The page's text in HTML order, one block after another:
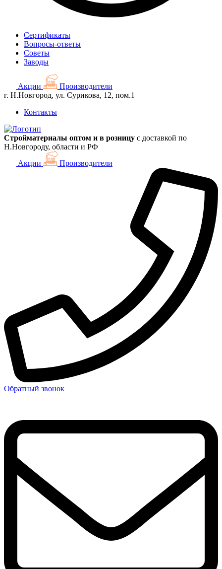
Сертификаты
Вопросы-ответы
Советы
Заводы
Акции
Производители
г. Н.Новгород, ул. Сурикова, 12, пом.1
Контакты
Стройматериалы оптом и в розницу с доставкой по
Н.Новгороду, области и РФ
Акции
Производители
Обратный звонок